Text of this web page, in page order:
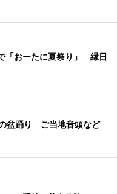
「おーたに夏祭り」 縁日
盆踊り ご当地音頭など